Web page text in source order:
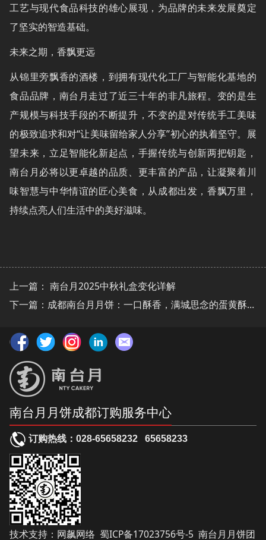
工艺与现代食品科技的雄心展现，为品牌的未来发展奠定
了坚实的智造基础。
未来之期，香飘更远
从锦里旁飘香的酒楼，到拥有现代化工厂与智能化基地的
食品品牌，南台月走过了近三十年的非凡旅程。变的是生
产规模与科技手段的不断提升，不变的是对传统手工美味
的极致追求和对“让美味留给家人分享”初心的执着坚守。展
望未来，立足智能化新起点，手握传统与创新两把钥匙，
南台月必将以更卓越的品质、更丰富的产品，让凝聚着川
味智慧与中华情谊的匠心美食，从成都出发，香飘万里，
持续点亮人们生活中的美好滋味。
上一篇： 南台月2025中秋礼盒变化详解
下一篇： ​成都南台月月饼：一口酥香，满城思念的蛋黄酥传奇
南台月月饼成都订购服务中心
订购热线： 028-65658232 65658233
技术支持： 网飙网络 蜀ICP备17023756号-5 南台月月饼团